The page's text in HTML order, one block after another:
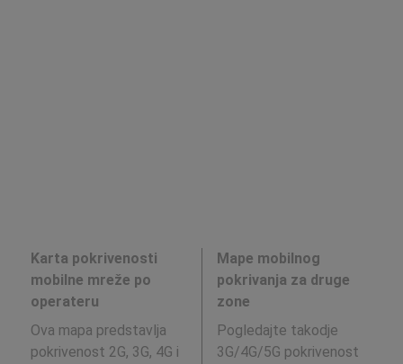
Karta pokrivenosti
mobilne mreže po
operateru
Ova mapa predstavlja
pokrivenost 2G, 3G, 4G i
Mape mobilnog
pokrivanja za druge
zone
Pogledajte takodje
3G/4G/5G pokrivenost